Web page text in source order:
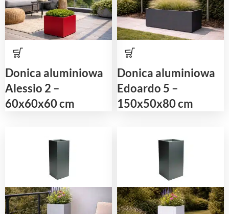
Donica aluminiowa
Alessio 2 –
60x60x60 cm
Donica aluminiowa
Edoardo 5 –
150x50x80 cm